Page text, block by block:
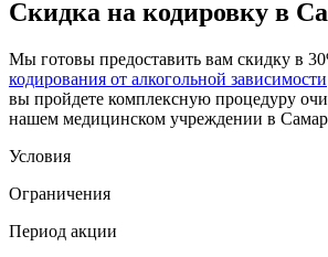
Скидка на кодировку в
Мы готовы предоставить вам скидку в
кодирования от алкогольной зависимости
вы пройдете комплексную процедуру
нашем медицинском учреждении в
Условия
Ограничения
Период акции